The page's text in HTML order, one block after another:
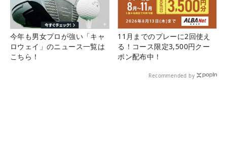
今年も男女プロが強い「キャ
ロウェイ」のニュース一覧は
こちら！
11月までのプレーに2回使え
る！コース限定3,500円クー
ポン配布中！
Recommended by